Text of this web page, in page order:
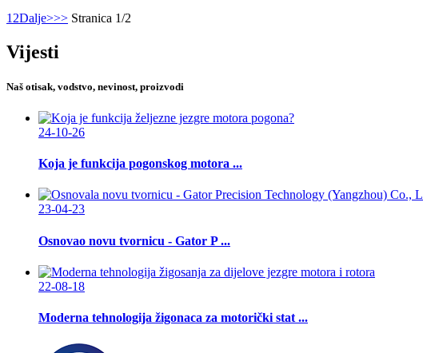
1 2Dalje>>> Stranica 1/2
Vijesti
Naš otisak, vodstvo, nevinost, proizvodi
24-10-26
Koja je funkcija pogonskog motora ...
23-04-23
Osnovao novu tvornicu - Gator P ...
22-08-18
Moderna tehnologija žigonaca za motorički stat ...